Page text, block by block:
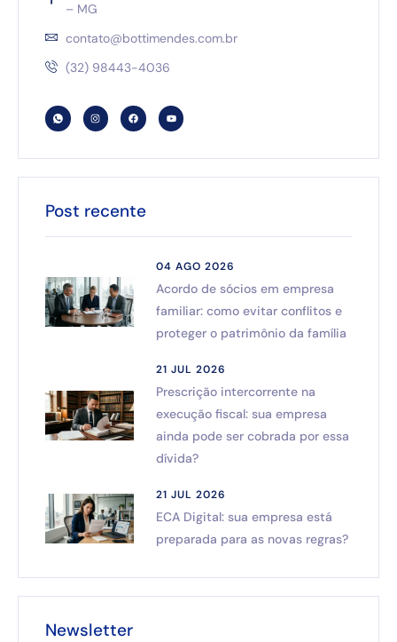
– MG
contato@bottimendes.com.br
(32) 98443-4036
Post recente
04 AGO 2026
Acordo de sócios em empresa
familiar: como evitar conflitos e
proteger o patrimônio da família
21 JUL 2026
Prescrição intercorrente na
execução fiscal: sua empresa
ainda pode ser cobrada por essa
dívida?
21 JUL 2026
ECA Digital: sua empresa está
preparada para as novas regras?
Newsletter